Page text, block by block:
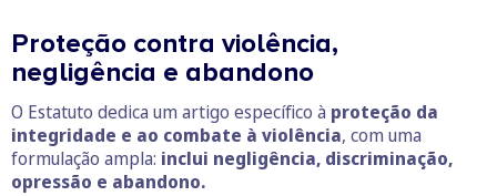
Proteção contra violência,
negligência e abandono
O Estatuto dedica um artigo específico à proteção da
integridade e ao combate à violência, com uma
formulação ampla: inclui negligência, discriminação,
opressão e abandono.